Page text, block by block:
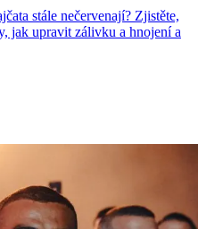
stále nečervenají? Zjistěte,
jak upravit zálivku a hnojení a